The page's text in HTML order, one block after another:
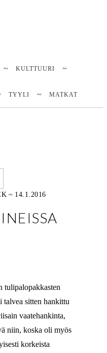
KULTTUURI
TYYLI MATKAT
~ 14.1.2016
tulipalopakkasten
talvea sitten hankittu
vaatehankinta,
niin, koska oli myös
korkeista